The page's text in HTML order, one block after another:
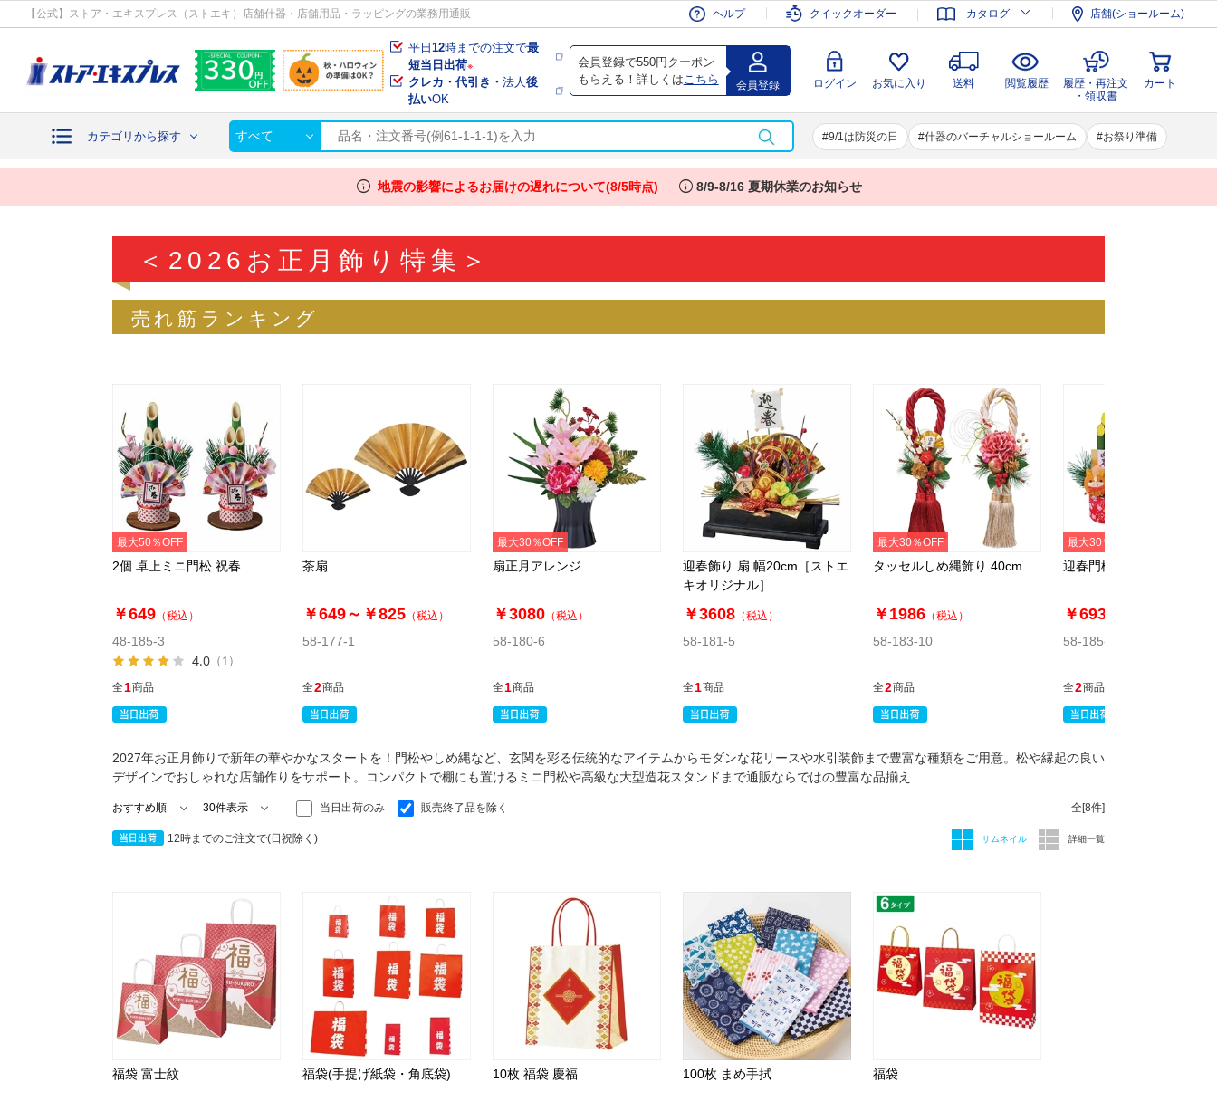
【公式】ストア・エキスプレス（ストエキ）店舗什器・店舗用品・ラッピングの業務用通販 ヘルプ クイックオーダー カタログ 店舗(ショールーム)
平日12時までの注文で最
短当日出荷※
クレカ・代引き・法人後
払いOK
会員登録で550円クーポン
もらえる！詳しくは こちら 会員登録 ログイン お気に入り 送料 閲覧履歴
履歴・再注文
・領収書
カート
カテゴリから探す すべて 9/1は防災の日 什器のバーチャルショールーム お祭り準備
会員登録 ログイン お気に入り 送料 閲覧履歴
履歴・再注文
・領収書
カート
info 地震の影響によるお届けの遅れについて(8/5時点) info 8/9-8/16 夏期休業のお知らせ
＜2026お正月飾り特集＞
売れ筋ランキング
最大50％OFF
2個 卓上ミニ門松 祝春
￥649 （税込）
48-185-3
4.0 （1）
全1商品
茶扇
￥649～ ￥825 （税込）
58-177-1
全2商品
最大30％OFF
扇正月アレンジ
￥3080 （税込）
58-180-6
全1商品
迎春飾り 扇 幅20cm［ストエ
キオリジナル］
￥3608 （税込）
58-181-5
全1商品
最大30％OFF
タッセルしめ縄飾り 40cm
￥1986 （税込）
58-183-10
全2商品
最大30％OFF
迎春門松アレンジ
￥693
58-185-4
全2商品
2027年お正月飾りで新年の華やかなスタートを！門松やしめ縄など、玄関を彩る伝統的なアイテムからモダンな花リースや水引装飾まで豊富な種類をご用意。松や縁起の良い
デザインでおしゃれな店舗作りをサポート。コンパクトで棚にも置けるミニ門松や高級な大型造花スタンドまで通販ならではの豊富な品揃え
当日出荷のみ 販売終了品を除く 全[8件]
12時までのご注文で(日祝除く) サムネイル 詳細一覧
福袋 富士紋 福袋(手提げ紙袋・角底袋) 10枚 福袋 慶福 100枚 まめ手拭 福袋